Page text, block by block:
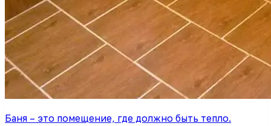
Баня – это помещение, где должно быть тепло.